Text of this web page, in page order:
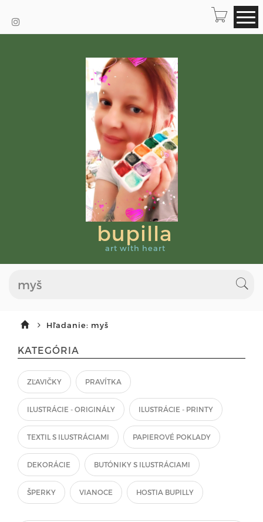
bupilla
art with heart
Hľadanie: myš
KATEGÓRIA
ZĽAVIČKY PRAVÍTKA
ILUSTRÁCIE - ORIGINÁLY ILUSTRÁCIE - PRINTY
TEXTIL S ILUSTRÁCIAMI PAPIEROVÉ POKLADY
DEKORÁCIE BUTÓNIKY S ILUSTRÁCIAMI
ŠPERKY VIANOCE HOSTIA BUPILLY